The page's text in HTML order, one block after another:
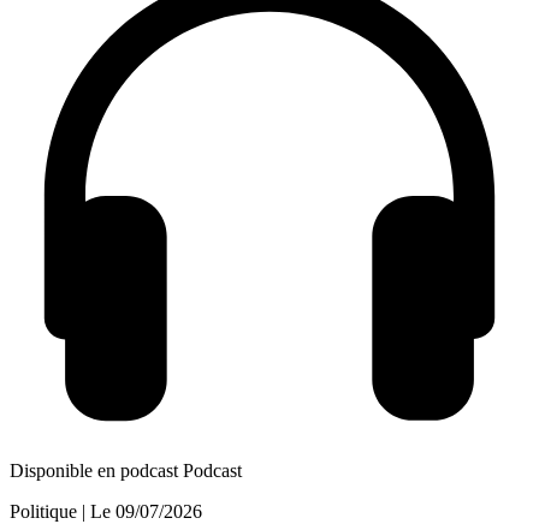
Disponible en podcast Podcast
Politique | Le 09/07/2026